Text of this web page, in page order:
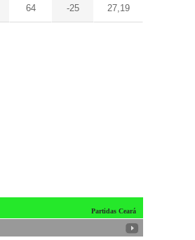
64 -25 27,19
Partidas Ceará